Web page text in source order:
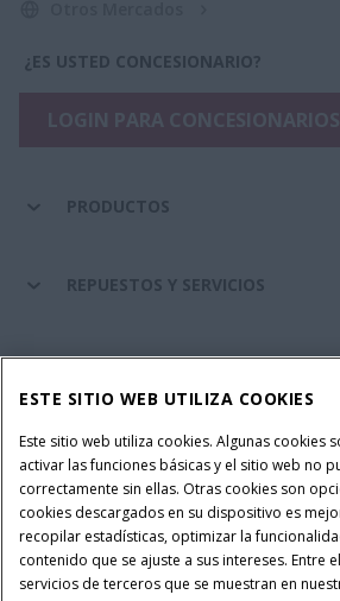
¿ES USTED CONCESIONARIO?
PRODUCTOS
REPUESTOS Y SERVICIOS
SERVICIOS FINANCIEROS
SOBRE CASE IH
Política Integrada QEHS
Política de
Terminos y Condiciones
Nota Legal
ESTE SITIO WEB UTILIZA COOKIES
Este sitio web utiliza cookies. Algunas cookies
activar las funciones básicas y el sitio web no
correctamente sin ellas. Otras cookies son
cookies descargados en su dispositivo es
recopilar estadísticas, optimizar la
contenido que se ajuste a sus intereses. Entre
servicios de terceros que se muestran en